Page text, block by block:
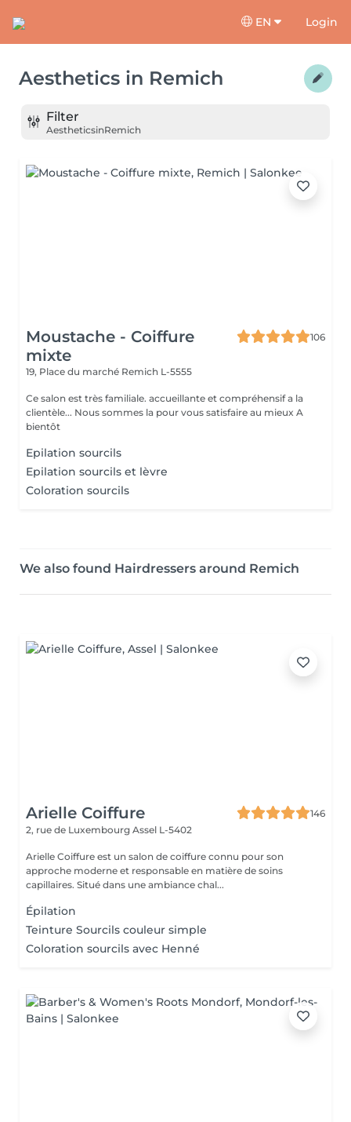
EN Login
Aesthetics in Remich
Filter
AestheticsinRemich
Moustache - Coiffure
mixte
106
19, Place du marché Remich L-5555
Ce salon est très familiale. accueillante et compréhensif a la
clientèle... Nous sommes la pour vous satisfaire au mieux A
bientôt
Epilation sourcils
Epilation sourcils et lèvre
Coloration sourcils
We also found Hairdressers around Remich
Arielle Coiffure
146
2, rue de Luxembourg Assel L-5402
Arielle Coiffure est un salon de coiffure connu pour son
approche moderne et responsable en matière de soins
capillaires. Situé dans une ambiance chal...
Épilation
Teinture Sourcils couleur simple
Coloration sourcils avec Henné